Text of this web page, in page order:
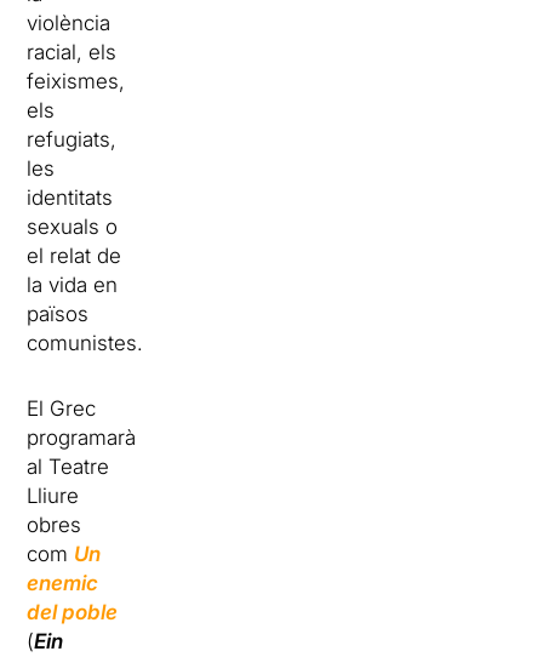
violència
racial, els
feixismes,
els
refugiats,
les
identitats
sexuals o
el relat de
la vida en
països
comunistes.
El Grec
programarà
al Teatre
Lliure
obres
com Un
enemic
del poble
(Ein